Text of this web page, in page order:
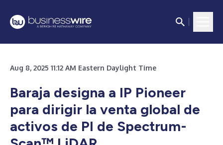
Aug 8, 2025 11:12 AM Eastern Daylight Time
Baraja designa a IP Pioneer
para dirigir la venta global de
activos de PI de Spectrum-